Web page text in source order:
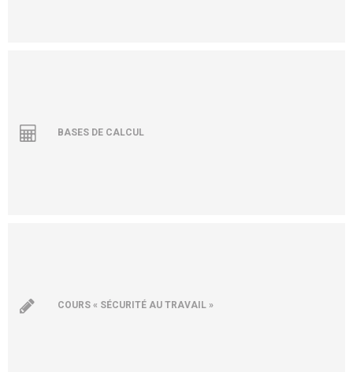
BASES DE CALCUL
COURS « SÉCURITÉ AU TRAVAIL »